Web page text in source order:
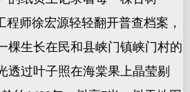
程师徐宏源轻轻翻开普查档案，
棵生长在民和县峡门镇峡门村的
透过叶子照在海棠果上晶莹剔